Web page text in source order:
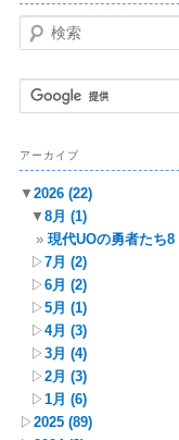
検
索
アーカイブ
▼ 2026 (22)
▼ 8月 (1)
現代UOの勇者たち8
▷7月 (2)
▷6月 (2)
▷5月 (1)
▷4月 (3)
▷3月 (4)
▷2月 (3)
▷1月 (6)
▷2025 (89)